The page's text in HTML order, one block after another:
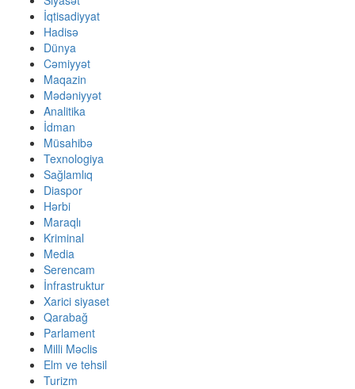
İqtisadiyyat
Hadisə
Dünya
Cəmiyyət
Maqazin
Mədəniyyət
Analitika
İdman
Müsahibə
Texnologiya
Sağlamlıq
Diaspor
Hərbi
Maraqlı
Kriminal
Media
Serencam
İnfrastruktur
Xarici siyaset
Qarabağ
Parlament
Milli Məclis
Elm ve tehsil
Turizm